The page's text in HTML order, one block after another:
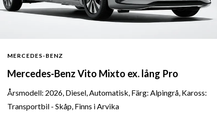
MERCEDES-BENZ
Mercedes-Benz Vito Mixto ex. lång Pro
Årsmodell: 2026, Diesel, Automatisk, Färg: Alpingrå, Kaross:
Transportbil - Skåp, Finns i Arvika